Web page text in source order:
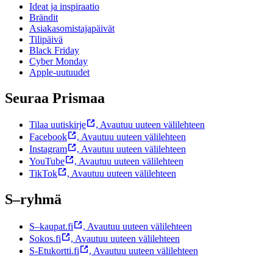
Ideat ja inspiraatio
Brändit
Asiakasomistajapäivät
Tilipäivä
Black Friday
Cyber Monday
Apple-uutuudet
Seuraa Prismaa
Tilaa uutiskirje , Avautuu uuteen välilehteen
Facebook
, Avautuu uuteen välilehteen
Instagram
, Avautuu uuteen välilehteen
YouTube
, Avautuu uuteen välilehteen
TikTok
, Avautuu uuteen välilehteen
S–ryhmä
S–kaupat.fi , Avautuu uuteen välilehteen
Sokos.fi
, Avautuu uuteen välilehteen
S-Etukortti.fi
, Avautuu uuteen välilehteen